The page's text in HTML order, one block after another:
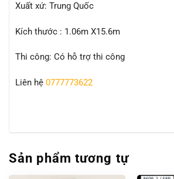
Xuất xứ: Trung Quốc
Kích thước : 1.06m X15.6m
Thi công: Có hỗ trợ thi công
Liên hệ 0777773622
Sản phẩm tương tự